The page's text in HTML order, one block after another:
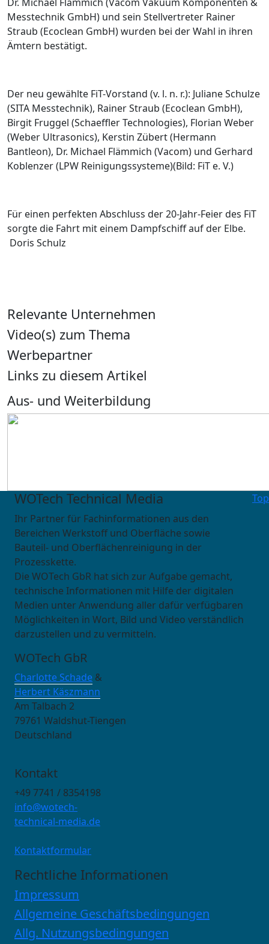
Messtechnik GmbH) und sein Stellvertreter Rainer
Straub (Ecoclean GmbH) wurden bei der Wahl in ihren
Ämtern bestätigt.
Der neu gewählte FiT-Vorstand (v. l. n. r.): Juliane Schulze
(SITA Messtechnik), Rainer Straub (Ecoclean GmbH),
Birgit Fruggel (Schaeffler Technologies), Florian Weber
(Weber Ultrasonics), Kerstin Zübert (Hermann
Bantleon), Dr. Michael Flämmich (Vacom) und Gerhard
Koblenzer (LPW Reinigungssysteme)(Bild: FiT e. V.)
Für einen perfekten Abschluss der 20-Jahr-Feier des FiT
sorgte die Fahrt mit einem Dampfschiff auf der Elbe.
Doris Schulz
Relevante Unternehmen
Video(s) zum Thema
Werbepartner
Links zu diesem Artikel
Aus- und Weiterbildung
Top
WOTech Technical Media
Ihr Partner für Fachinformationen aus den
Bereichen Werkstoff und Oberfläche sowie
Bauteil- und Oberflächenreinigung in der
Prozesskette.
Die WOTech GbR hat sich zur Aufgabe gemacht,
technische Informationen mit Hilfe der digitalen
Medien unter Anwendung aller dafür verfügbaren
Möglichkeiten in Wort, Bild und Video verständlich
darzustellen und zu vermitteln.
WOTech GbR
Charlotte Schade &
Herbert Käszmann
Am Talbach 2
79761 Waldshut-Tiengen
Deutschland
Kontakt
+49 7741 / 8354198
info@wotech-
technical-media.de
Kontaktformular
Rechtliche Informationen
Impressum
Allgemeine Geschäftsbedingungen
Allg. Nutzungsbedingungen